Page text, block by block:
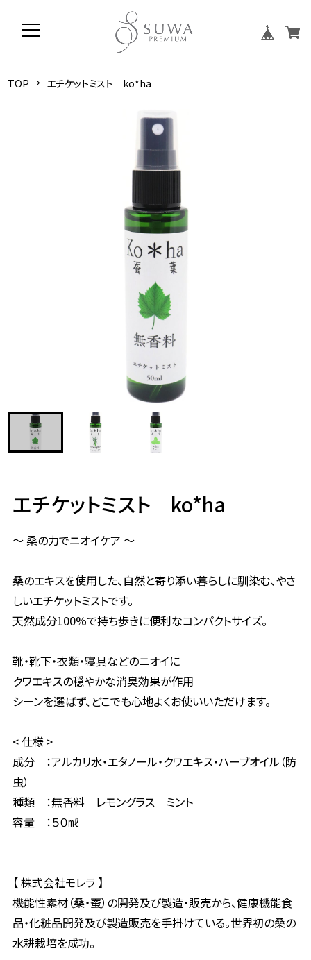
TOP エチケットミスト ko*ha
エチケットミスト ko*ha
～ 桑の力でニオイケア ～
桑のエキスを使用した、自然と寄り添い暮らしに馴染む、やさ
しいエチケットミストです。
天然成分100%で持ち歩きに便利なコンパクトサイズ。
靴・靴下・衣類・寝具などのニオイに
クワエキスの穏やかな消臭効果が作用
シーンを選ばず、どこでも心地よくお使いいただけます。
< 仕様 >
成分 ：アルカリ水・エタノール・クワエキス・ハーブオイル（防
虫）
種類 ：無香料 レモングラス ミント
容量 ：５０㎖
【 株式会社モレラ 】
機能性素材（桑・蚕）の開発及び製造・販売から、健康機能食
品・化粧品開発及び製造販売を手掛けている。世界初の桑の
水耕栽培を成功。